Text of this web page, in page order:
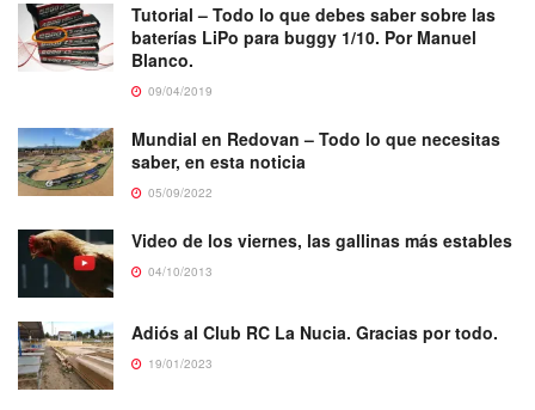
Tutorial – Todo lo que debes saber sobre las
baterías LiPo para buggy 1/10. Por Manuel
Blanco.
09/04/2019
Mundial en Redovan – Todo lo que necesitas
saber, en esta noticia
05/09/2022
Video de los viernes, las gallinas más estables
04/10/2013
Adiós al Club RC La Nucia. Gracias por todo.
19/01/2023